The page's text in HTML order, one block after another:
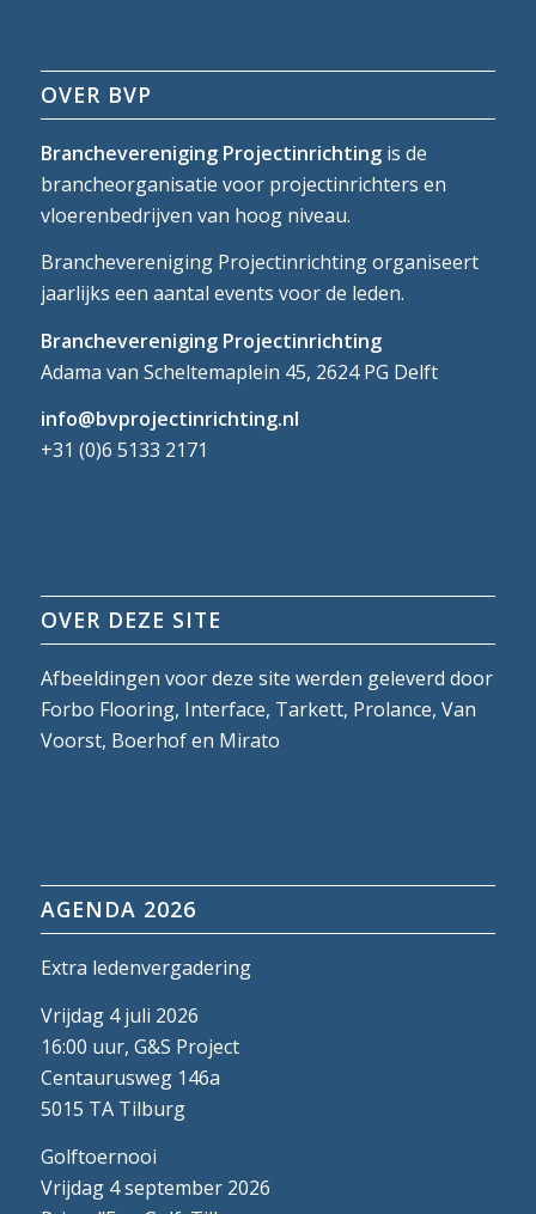
OVER BVP
Branchevereniging Projectinrichtingis de
brancheorganisatie voor projectinrichters en
vloerenbedrijven van hoog niveau.
Branchevereniging Projectinrichting organiseert
jaarlijks een aantal events voor de leden.
Branchevereniging Projectinrichting
Adama van Scheltemaplein 45, 2624 PG Delft
info@bvprojectinrichting.nl
+31 (0)6 5133 2171
OVER DEZE SITE
Afbeeldingen voor deze site werden geleverd door
Forbo Flooring, Interface, Tarkett, Prolance, Van
Voorst, Boerhof en Mirato
AGENDA 2026
Extra ledenvergadering
Vrijdag 4 juli 2026
16:00 uur, G&S Project
Centaurusweg 146a
5015 TA Tilburg
Golftoernooi
Vrijdag 4 september 2026